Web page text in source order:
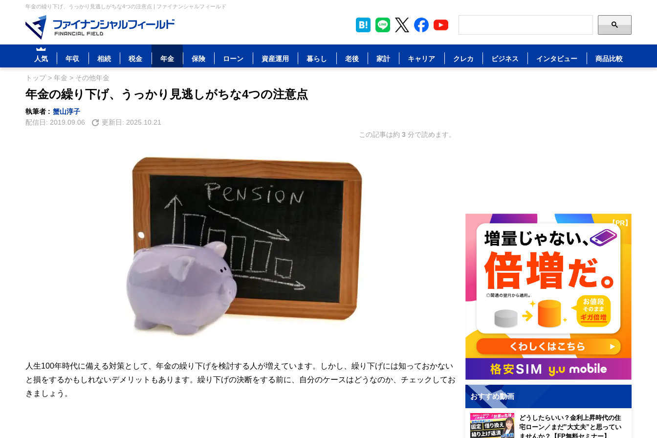
年金の繰り下げ、うっかり見逃しがちな4つの注意点 | ファイナンシャルフィールド
人気 年収 相続 税金 年金 保険 ローン 資産運用 暮らし 老後 家計 キャリア クレカ ビジネス インタビュー 商品比較
トップ> 年金 > その他年金
年金の繰り下げ、うっかり見逃しがちな4つの注意点
執筆者 : 蟹山淳子
配信日: 2019.09.06 更新日: 2025.10.21
この記事は約 3 分で読めます。
人生100年時代に備える対策として、年金の繰り下げを検討する人が増えています。しかし、繰り下げには知っておかない
と損をするかもしれないデメリットもあります。繰り下げの決断をする前に、自分のケースはどうなのか、チェックしてお
きましょう。
【PR】
おすすめ動画
どうしたらいい？金利上昇時代の住
宅ローン／まだ”大丈夫”と思ってい
ませんか？【FP無料セミナー】